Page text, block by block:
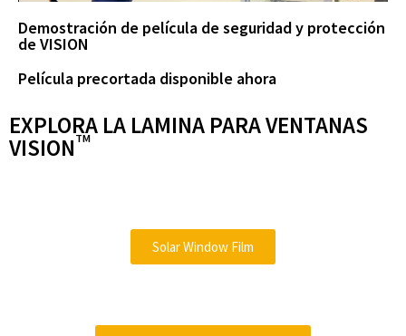
e
o
l
a
Demostración de película de seguridad y protección
de VISION
Película precortada disponible ahora
EXPLORA LA LAMINA PARA VENTANAS
VISIONTM
Solar Window Film